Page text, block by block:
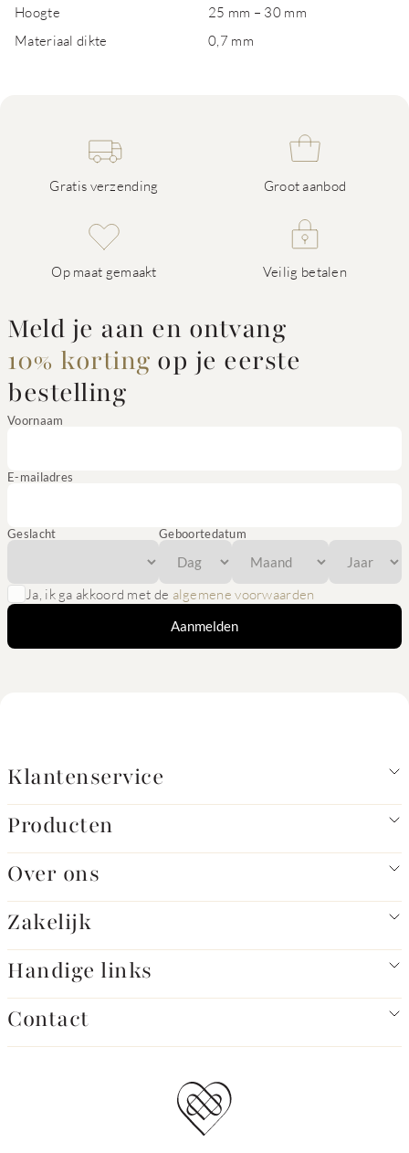
Hoogte
25 mm – 30 mm
Materiaal dikte
0,7 mm
Gratis verzending Groot aanbod
Op maat gemaakt Veilig betalen
Meld je aan en ontvang
10% korting op je eerste
bestelling
Voornaam
E-mailadres
Geslacht Geboortedatum
Ja, ik ga akkoord met de algemene voorwaarden
Aanmelden
Klantenservice
Producten
Over ons
Zakelijk
Handige links
Contact